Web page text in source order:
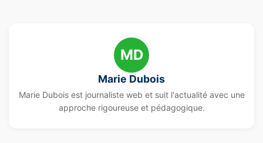
MD
Marie Dubois
Marie Dubois est journaliste web et suit l'actualité avec une
approche rigoureuse et pédagogique.